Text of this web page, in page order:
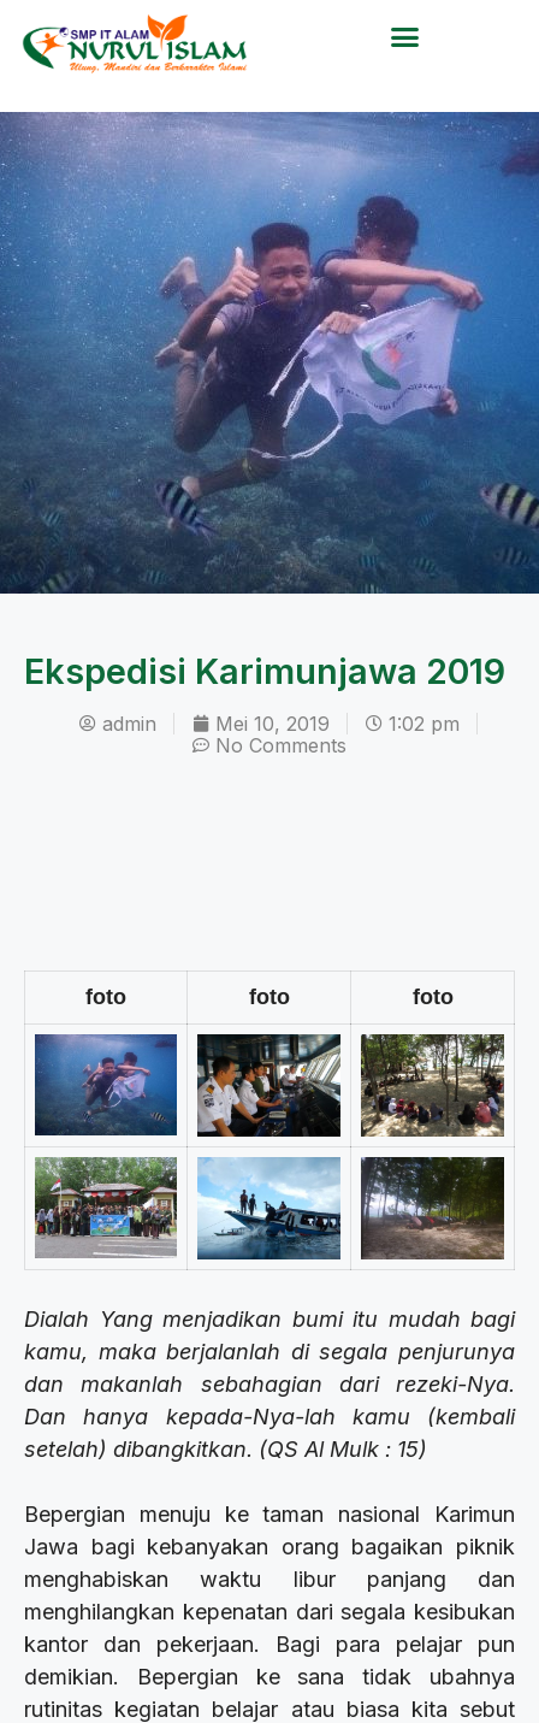
Ekspedisi Karimunjawa 2019
admin Mei 10, 2019
1:02 pm
No Comments
foto foto foto
Dialah Yang menjadikan bumi itu mudah bagi
kamu, maka berjalanlah di segala penjurunya
dan makanlah sebahagian dari rezeki-Nya.
Dan hanya kepada-Nya-lah kamu (kembali
setelah) dibangkitkan. (QS Al Mulk : 15)
Bepergian menuju ke taman nasional Karimun
Jawa bagi kebanyakan orang bagaikan piknik
menghabiskan waktu libur panjang dan
menghilangkan kepenatan dari segala kesibukan
kantor dan pekerjaan. Bagi para pelajar pun
demikian. Bepergian ke sana tidak ubahnya
rutinitas kegiatan belajar atau biasa kita sebut